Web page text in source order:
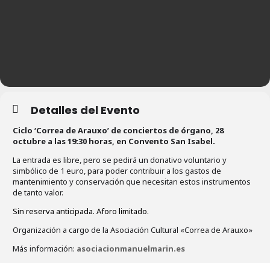
Detalles del Evento
Ciclo ‘Correa de Arauxo’ de conciertos de órgano, 28
octubre a las 19:30 horas, en Convento San Isabel.
La entrada es libre, pero se pedirá un donativo voluntario y
simbólico de 1 euro, para poder contribuir a los gastos de
mantenimiento y conservación que necesitan estos instrumentos
de tanto valor.
Sin reserva anticipada. Aforo limitado.
Organización a cargo de la Asociación Cultural «Correa de Arauxo»
Más información: asociacionmanuelmarin.es